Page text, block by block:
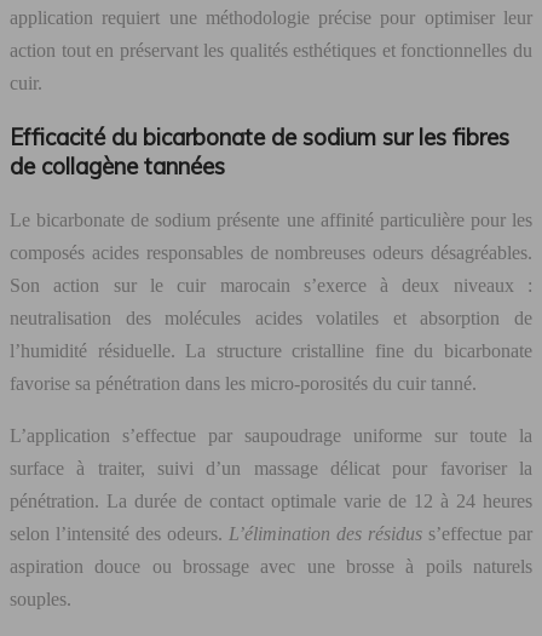
application requiert une méthodologie précise pour optimiser leur
action tout en préservant les qualités esthétiques et fonctionnelles du
cuir.
Efficacité du bicarbonate de sodium sur les fibres
de collagène tannées
Le bicarbonate de sodium présente une affinité particulière pour les
composés acides responsables de nombreuses odeurs désagréables.
Son action sur le cuir marocain s’exerce à deux niveaux :
neutralisation des molécules acides volatiles et absorption de
l’humidité résiduelle. La structure cristalline fine du bicarbonate
favorise sa pénétration dans les micro-porosités du cuir tanné.
L’application s’effectue par saupoudrage uniforme sur toute la
surface à traiter, suivi d’un massage délicat pour favoriser la
pénétration. La durée de contact optimale varie de 12 à 24 heures
selon l’intensité des odeurs. L’élimination des résidus s’effectue par
aspiration douce ou brossage avec une brosse à poils naturels
souples.